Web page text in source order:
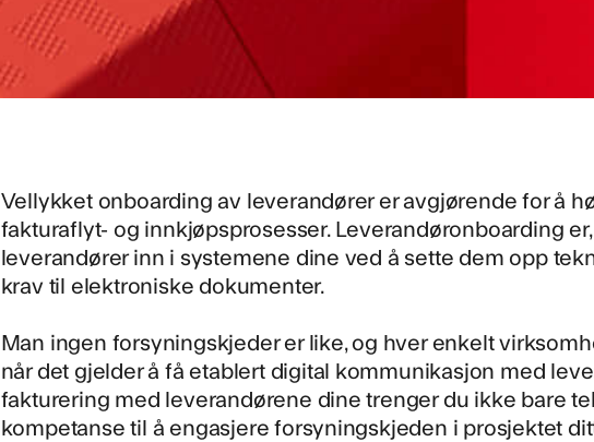
Vellykket onboarding av leverandører er avgjørende for å
fakturaflyt- og innkjøpsprosesser. Leverandøronboarding
leverandører inn i systemene dine ved å sette dem opp
krav til elektroniske dokumenter.
Man ingen forsyningskjeder er like, og hver enkelt
når det gjelder å få etablert digital kommunikasjon med
fakturering med leverandørene dine trenger du ikke bare
kompetanse til å engasjere forsyningskjeden i prosjektet